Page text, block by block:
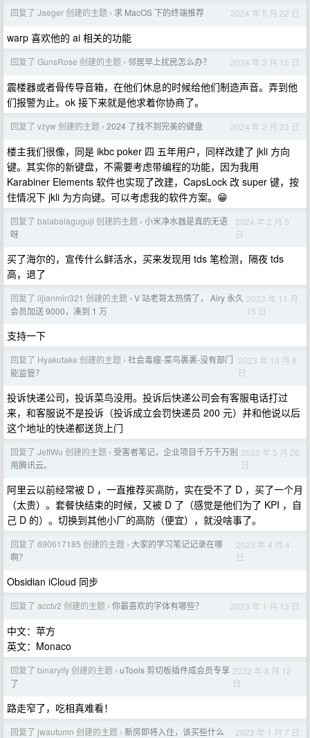
回复了 Jaeger 创建的主题 › 求 MacOS 下的终端推荐 2024 年 5 月 22 日
warp 喜欢他的 ai 相关的功能
回复了 GunsRose 创建的主题 › 邻居早上扰民怎么办？ 2024 年 3 月 15 日
震楼器或者骨传导音箱，在他们休息的时候给他们制造声音。弄到他
们报警为止。ok 接下来就是他求着你协商了。
回复了 vzyw 创建的主题 › 2024 了找不到完美的键盘 2024 年 2 月 23 日
楼主我们很像，同是 ikbc poker 四 五年用户，同样改建了 jkli 方向
键。其实你的新键盘，不需要考虑带编程的功能，因为我用
Karabiner Elements 软件也实现了改建，CapsLock 改 super 键，按
住情况下 jkli 为方向键。可以考虑我的软件方案。😁
回复了 balabalaguguji 创建的主题 › 小米净水器是真的无语
呀
2024 年 2 月 5
日
买了海尔的，宣传什么鲜活水，买来发现用 tds 笔检测，隔夜 tds
高，退了
回复了 lijianmin321 创建的主题 › V 站老哥太热情了， Airy 永久
会员加送 9000，凑到 1 万
2023 年 11 月
15 日
支持一下
回复了 Hyakutake 创建的主题 › 社会毒瘤-菜鸟裹裹-没有部门
能监管？
2023 年 10 月 8
日
投诉快递公司，投诉菜鸟没用。投诉后快递公司会有客服电话打过
来，和客服说不是投诉（投诉成立会罚快递员 200 元）并和他说以后
这个地址的快递都送货上门
回复了 JettWu 创建的主题 › 受害者笔记，企业项目千万千万别
用腾讯云。
2023 年 5 月 26
日
阿里云以前经常被 D ，一直推荐买高防，实在受不了 D ，买了一个月
（太贵）。套餐快结束的时候，又被 D 了（感觉是他们为了 KPI ，自
己 D 的）。切换到其他小厂的高防（便宜），就没啥事了。
回复了 690617185 创建的主题 › 大家的学习笔记记录在哪
啊？
2023 年 4 月 4
日
Obsidian iCloud 同步
回复了 acctv2 创建的主题 › 你最喜欢的字体有哪些？ 2023 年 1 月 13 日
中文：苹方
英文：Monaco
回复了 binaryify 创建的主题 › uTools 剪切板插件成会员专享
了
2022 年 8 月 12
日
路走窄了，吃相真难看！
回复了 jwautumn 创建的主题 › 新房即将入住，该买些什么 2022 年 1 月 7 日